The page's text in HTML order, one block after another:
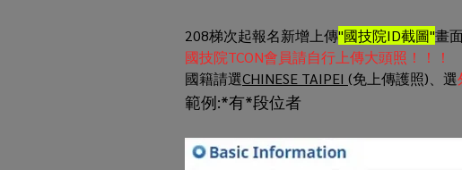
208梯次起報名新增上傳"國技院ID截圖"畫
國技院TCON會員請自行上傳大頭照！！！
國籍請選CHINESE TAIPEI (免上傳護照)、選
範例:*有*段位者